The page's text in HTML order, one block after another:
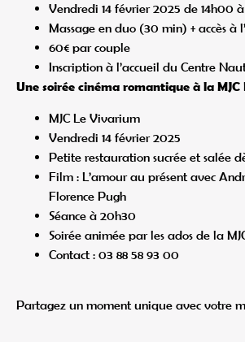
Vendredi 14 février 2025 de 14h00
Massage en duo (30 min) + accès à
60€ par couple
Inscription à l’accueil du Centre
Une soirée cinéma romantique à la
MJC Le Vivarium
Vendredi 14 février 2025
Petite restauration sucrée et salée
Film : L’amour au présent avec
Florence Pugh
Séance à 20h30
Soirée animée par les ados de la
Contact : 03 88 58 93 00
Partagez un moment unique avec votre